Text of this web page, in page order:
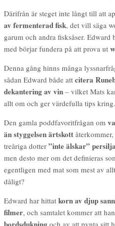
Därifrån är steget inte långt till att
av fermenterad fisk, det vill säga
garum och andra fisksåser.
med börjar fundera på att prova ut
Denna gång hinns många
sådan Edward både att citera
dekantering av vin – vilket Mats
allt om och ger värdefulla tips kring.
Den gamla poddfavoritfrågan om
än styggelsen ärtskott
treåriga dotter ”inte älskar” persilja
men desto mer om det definieras
egentligen med mat som mest av
dåligt?
Edward har hittat korn av djup
filmer, och samtalet kommer att